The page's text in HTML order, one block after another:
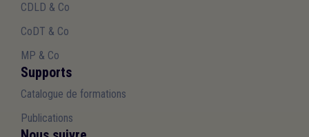
CDLD & Co
CoDT & Co
MP & Co
Supports
Catalogue de formations
Publications